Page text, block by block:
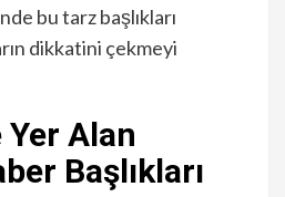
bu tarz başlıkları
dikkatini çekmeyi
Alan
Başlıkları